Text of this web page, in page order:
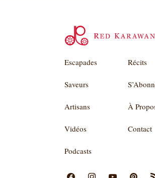
Escapades Récits
Saveurs
Artisans À
Vidéos Contact
Podcasts